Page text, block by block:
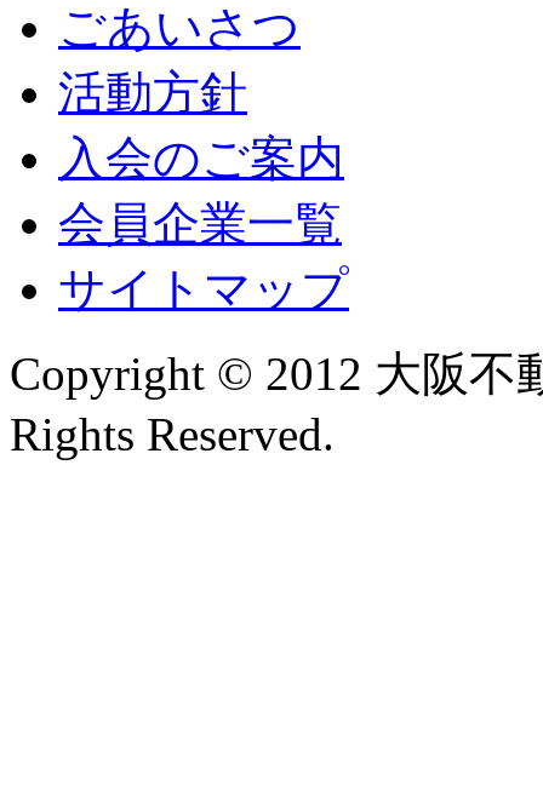
ごあいさつ
活動方針
入会のご案内
会員企業一覧
サイトマップ
Copyright © 2012 大阪
Rights Reserved.